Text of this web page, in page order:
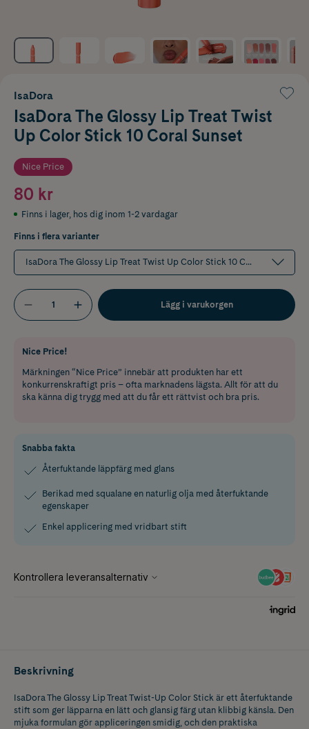
IsaDora
IsaDora The Glossy Lip Treat Twist
Up Color Stick 10 Coral Sunset
Nice Price
80 kr
Finns i lager, hos dig inom 1-2 vardagar
Finns i flera varianter
IsaDora The Glossy Lip Treat Twist Up Color Stick 10 Coral Sunset
Lägg i varukorgen
Nice Price!
Märkningen “Nice Price” innebär att produkten har ett
konkurrenskraftigt pris – ofta marknadens lägsta. Allt för att du
ska känna dig trygg med att du får ett rättvist och bra pris.
Snabba fakta
Återfuktande läppfärg med glans
Berikad med squalane en naturlig olja med återfuktande
egenskaper
Enkel applicering med vridbart stift
Beskrivning
IsaDora The Glossy Lip Treat Twist-Up Color Stick är ett återfuktande
stift som ger läpparna en lätt och glansig färg utan klibbig känsla. Den
mjuka formulan gör appliceringen smidig, och den praktiska